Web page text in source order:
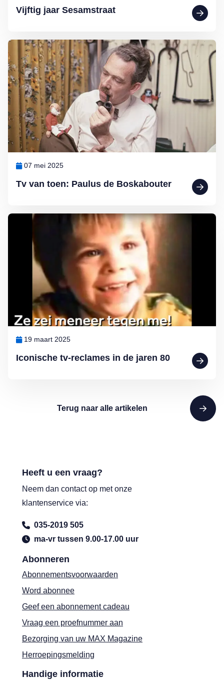
Vijftig jaar Sesamstraat
Tv van toen: Paulus de Boskabouter
07 mei 2025
Lees meer over Tv van toen: Paulus de Boskabouter
Iconische tv-reclames in de jaren 80
19 maart 2025
Lees meer over Iconische tv-reclames in de jaren 80
Terug naar alle artikelen
Abonneren
Abonnementsvoorwaarden
Word abonnee
Geef een abonnement cadeau
Vraag een proefnummer aan
Bezorging van uw MAX Magazine
Herroepingsmelding
Handige informatie
Heeft u een vraag?
Neem dan contact op met onze
klantenservice via:
035-2019 505
ma-vr tussen 9.00-17.00 uur